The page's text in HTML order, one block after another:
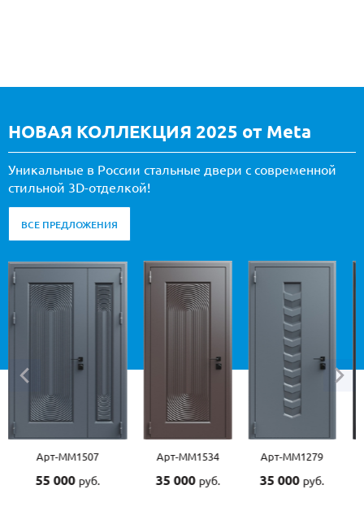
НОВАЯ КОЛЛЕКЦИЯ 2025 от Meta
Уникальные в России стальные двери с современной
стильной 3D-отделкой!
ВСЕ ПРЕДЛОЖЕНИЯ
ММ1507
руб.
Арт-ММ1534
руб.
Арт-ММ1279
35 000 руб.
Арт-
45 000